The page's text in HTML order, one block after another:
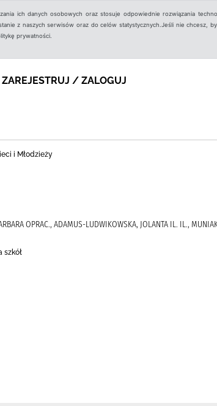
ich danych osobowych oraz stosuje odpowiednie rozwiązania
z naszych serwisów oraz do celów statystycznych.Jeśli nie chcesz,
prywatności.
ZAREJESTRUJ / ZALOGUJ
i Młodzieży
OPRAC., ADAMUS-LUDWIKOWSKA, JOLANTA IL. IL.,
szkół